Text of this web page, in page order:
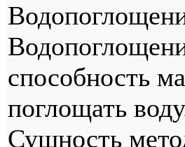
способность
поглощать
Сущность